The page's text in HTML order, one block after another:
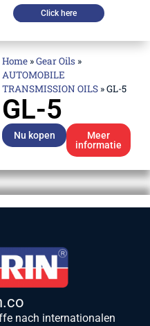
Click here
Home »Gear Oils »
AUTOMOBILE
TRANSMISSION OILS »GL-5
GL-5
Nu kopen
Meer
informatie
nach internationalen